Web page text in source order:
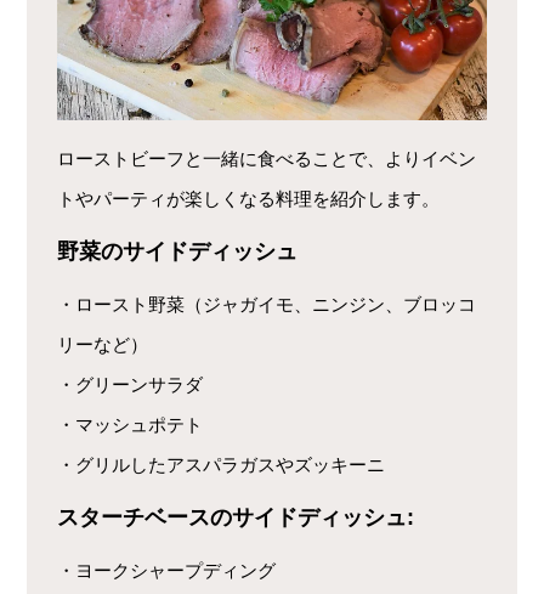
ローストビーフと一緒に食べることで、よりイベン
トやパーティが楽しくなる料理を紹介します。
野菜のサイドディッシュ
・ロースト野菜（ジャガイモ、ニンジン、ブロッコ
リーなど）
・グリーンサラダ
・マッシュポテト
・グリルしたアスパラガスやズッキーニ
スターチベースのサイドディッシュ:
・ヨークシャープディング